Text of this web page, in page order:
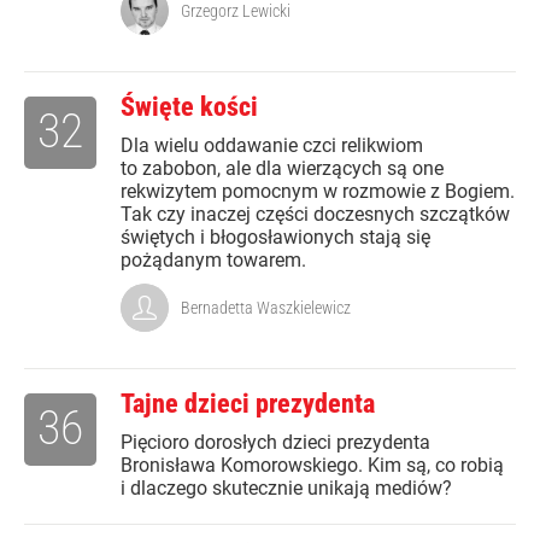
Grzegorz Lewicki
Święte kości
Dla wielu oddawanie czci relikwiom
to zabobon, ale dla wierzących są one
rekwizytem pomocnym w rozmowie z Bogiem.
Tak czy inaczej części doczesnych szczątków
świętych i błogosławionych stają się
pożądanym towarem.
32
Bernadetta Waszkielewicz
Tajne dzieci prezydenta
Pięcioro dorosłych dzieci prezydenta
Bronisława Komorowskiego. Kim są, co robią
i dlaczego skutecznie unikają mediów?
36